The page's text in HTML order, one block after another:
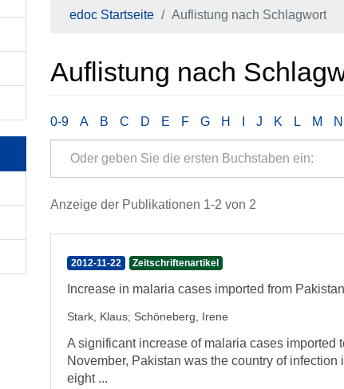
edoc Startseite Auflistung nach Schlagwort
Auflistung nach
0-9 A B C D E F G H J K L M N
Anzeige der Publikationen 1-2 von 2
2012-11-22 Zeitschriftenartikel
Increase in malaria cases imported from
Stark, Klaus; Schöneberg, Irene
A significant increase of malaria cases imported
November, Pakistan was the country of
eight ...